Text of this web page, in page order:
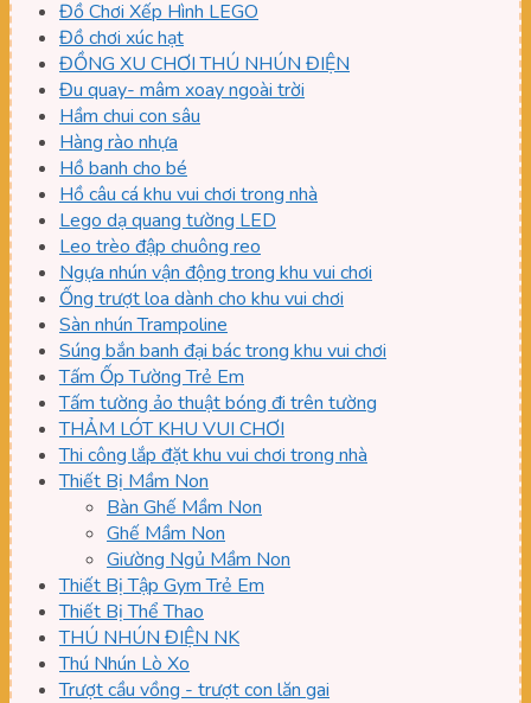
Đồ Chơi Xếp Hình LEGO
Đồ chơi xúc hạt
ĐỒNG XU CHƠI THÚ NHÚN ĐIỆN
Đu quay- mâm xoay ngoài trời
Hầm chui con sâu
Hàng rào nhựa
Hồ banh cho bé
Hồ câu cá khu vui chơi trong nhà
Lego dạ quang tường LED
Leo trèo đập chuông reo
Ngựa nhún vận động trong khu vui chơi
Ống trượt loa dành cho khu vui chơi
Sàn nhún Trampoline
Súng bắn banh đại bác trong khu vui chơi
Tấm Ốp Tường Trẻ Em
Tấm tường ảo thuật bóng đi trên tường
THẢM LÓT KHU VUI CHƠI
Thi công lắp đặt khu vui chơi trong nhà
Thiết Bị Mầm Non
Bàn Ghế Mầm Non
Ghế Mầm Non
Giường Ngủ Mầm Non
Thiết Bị Tập Gym Trẻ Em
Thiết Bị Thể Thao
THÚ NHÚN ĐIỆN NK
Thú Nhún Lò Xo
Trượt cầu vồng - trượt con lăn gai